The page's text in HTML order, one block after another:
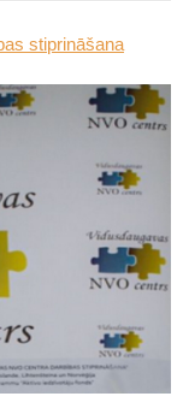
stiprināšana